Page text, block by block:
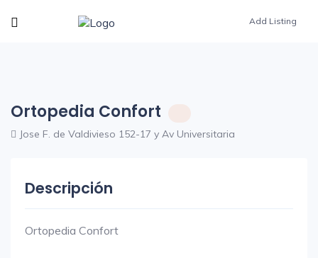
Add Listing
Ortopedia Confort
Jose F. de Valdivieso 152-17 y Av Universitaria
Descripción
Ortopedia Confort